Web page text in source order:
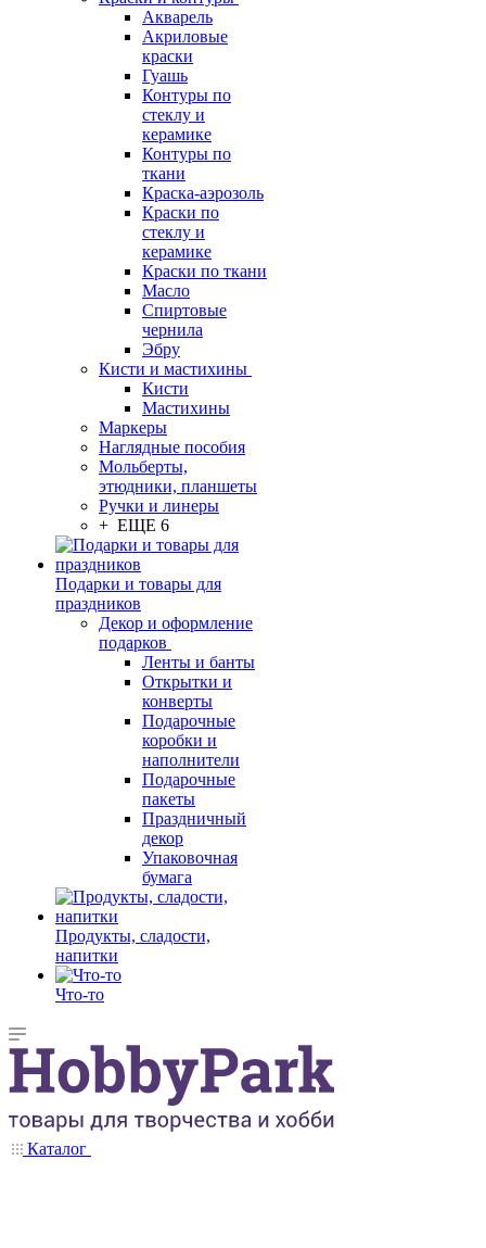
Акварель
Акриловые
краски
Гуашь
Контуры по
стеклу и
керамике
Контуры по
ткани
Краска-аэрозоль
Краски по
стеклу и
керамике
Краски по ткани
Масло
Спиртовые
чернила
Эбру
Кисти и мастихины
Кисти
Мастихины
Маркеры
Наглядные пособия
Мольберты,
этюдники, планшеты
Ручки и линеры
+ ЕЩЕ 6
Подарки и товары для
праздников
Декор и оформление
подарков
Ленты и банты
Открытки и
конверты
Подарочные
коробки и
наполнители
Подарочные
пакеты
Праздничный
декор
Упаковочная
бумага
Продукты, сладости,
напитки
Что-то
Каталог